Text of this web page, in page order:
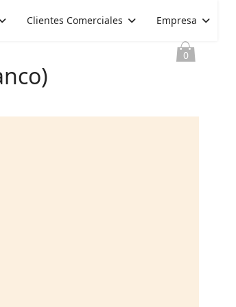
0
Clientes Comerciales Empresa